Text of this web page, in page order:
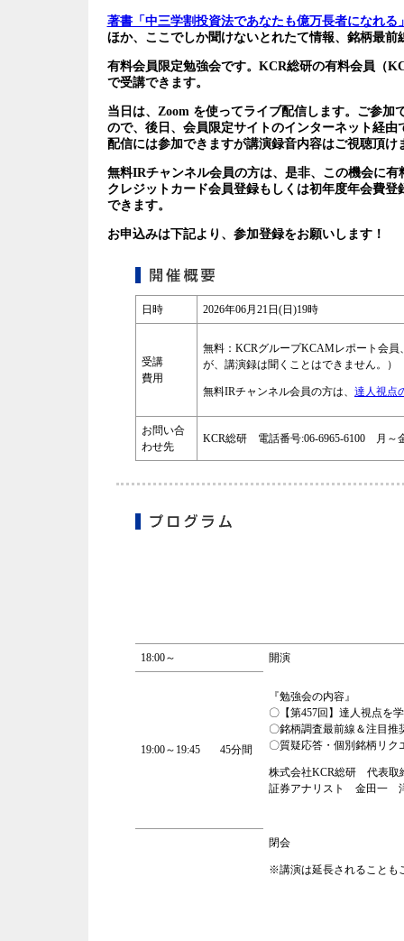
著書「中三学割投資法であなたも億万長者になれる
ほか、ここでしか聞けないとれたて情報、銘柄最
有料会員限定勉強会です。KCR総研の有料会員（
で受講できます。
当日は、Zoom を使ってライブ配信します。ご参
ので、後日、会員限定サイトのインターネット経
配信には参加できますが講演録音内容はご視聴頂け
無料IRチャンネル会員の方は、是非、この機会に
クレジットカード会員登録もしくは初年度年会費
できます。
お申込みは下記より、参加登録をお願いします！
日時 2026年06月21日(日)19時
受講
費用
無料：KCRグループKCAMレポート会
が、講演録は聞くことはできません。）
無料IRチャンネル会員の方は、 達人視点
お問い合
わせ先
KCR総研 電話番号:06-6965-6100 月～
18:00～ 開演
19:00～19:45 45分間
『勉強会の内容』
〇【第457回】達人視点を
〇銘柄調査最前線＆注目推
〇質疑応答・個別銘柄リク
株式会社KCR総研 代表取
証券アナリスト 金田一
閉会
※講演は延長されることも